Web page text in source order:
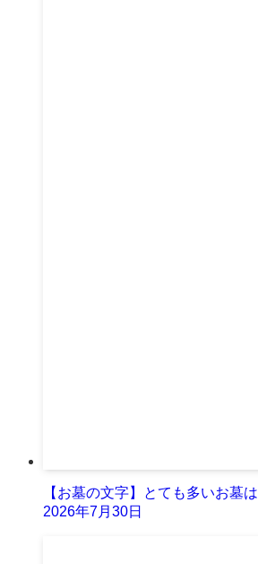
【お墓の文字】とても多いお墓は
2026年7月30日